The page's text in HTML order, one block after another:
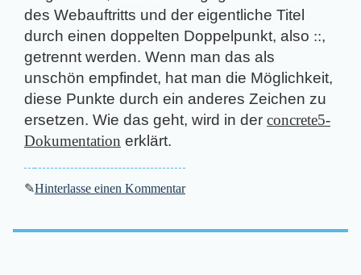
des Webauftritts und der eigentliche Titel
durch einen doppelten Doppelpunkt, also ::,
getrennt werden. Wenn man das als
unschön empfindet, hat man die Möglichkeit,
diese Punkte durch ein anderes Zeichen zu
ersetzen. Wie das geht, wird in der concrete5-
Dokumentation erklärt.
✎Hinterlasse einen Kommentar